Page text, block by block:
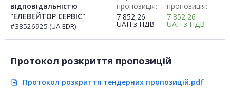
відповідальністю
"ЕЛЕВЕЙТОР СЕРВІС"
#38526925 (UA-EDR)
пропозиція:
7 852,26
UAH з ПДВ
пропозиція:
7 852,26
UAH з ПДВ
Протокол розкриття пропозицій
description Протокол розкриття тендерних пропозицій.pdf